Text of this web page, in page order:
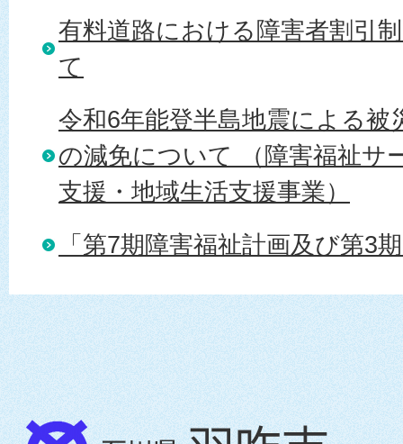
有料道路における障害者割引
て
令和6年能登半島地震による被
の減免について （障害福祉サ
支援・地域生活支援事業）
「第7期障害福祉計画及び第3